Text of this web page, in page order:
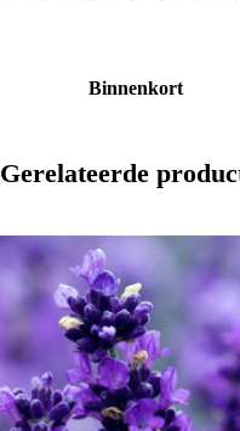
Binnenkort
Gerelateerde